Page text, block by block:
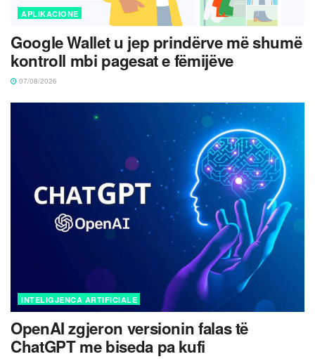
APLIKACIONE
Google Wallet u jep prindërve më shumë
kontroll mbi pagesat e fëmijëve
07/08/2026
INTELIGJENCA ARTIFICIALE
OpenAI zgjeron versionin falas të
ChatGPT me biseda pa kufi